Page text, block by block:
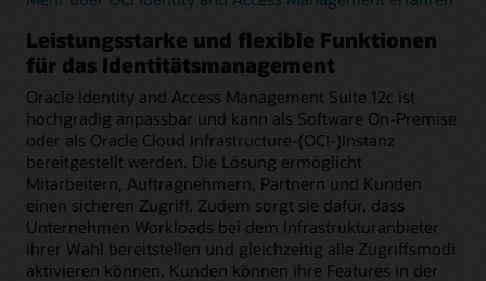
Leistungsstarke und flexible Funktionen
für das Identitätsmanagement
Oracle Identity and Access Management Suite 12c ist
hochgradig anpassbar und kann als Software On-Premise
oder als Oracle Cloud Infrastructure-(OCI-)Instanz
bereitgestellt werden. Die Lösung ermöglicht
Mitarbeitern, Auftragnehmern, Partnern und Kunden
einen sicheren Zugriff. Zudem sorgt sie dafür, dass
Unternehmen Workloads bei dem Infrastrukturanbieter
ihrer Wahl bereitstellen und gleichzeitig alle Zugriffsmodi
aktivieren können. Kunden können ihre Features in der